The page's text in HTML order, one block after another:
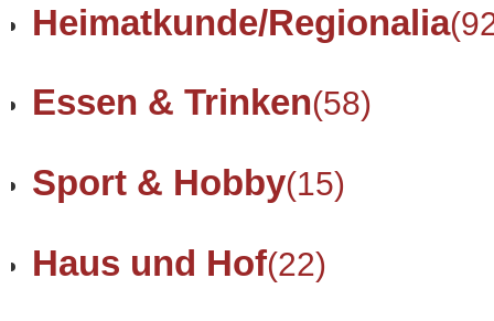
Heimatkunde/Regionalia
Essen & Trinken(58)
Sport & Hobby(15)
Haus und Hof(22)